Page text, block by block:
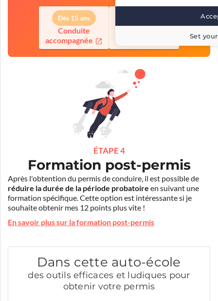
Dès 15 ans
Conduite
accompagnée
ÉTAPE 4
Formation post-permis
Après l'obtention du permis de conduire, il est possible de
réduire la durée de la période probatoire en suivant une
formation spécifique. Cette option est intéressante si je
souhaite obtenir mes 12 points plus vite !
En savoir plus sur la formation post-permis
Dans cette auto-école
des outils efficaces et ludiques pour
obtenir votre permis
Set